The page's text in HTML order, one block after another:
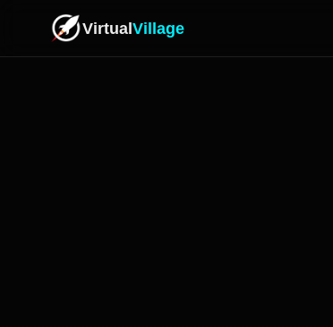
VirtualVillage